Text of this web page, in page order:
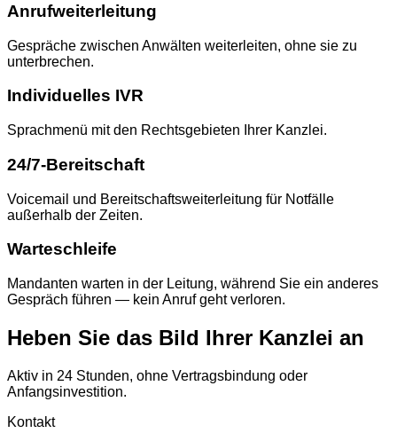
Anrufweiterleitung
Gespräche zwischen Anwälten weiterleiten, ohne sie zu
unterbrechen.
Individuelles IVR
Sprachmenü mit den Rechtsgebieten Ihrer Kanzlei.
24/7-Bereitschaft
Voicemail und Bereitschaftsweiterleitung für Notfälle
außerhalb der Zeiten.
Warteschleife
Mandanten warten in der Leitung, während Sie ein anderes
Gespräch führen — kein Anruf geht verloren.
Heben Sie das Bild Ihrer Kanzlei an
Aktiv in 24 Stunden, ohne Vertragsbindung oder
Anfangsinvestition.
Kontakt